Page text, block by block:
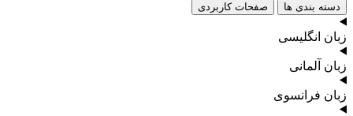
دسته بندی ها صفحات کاربردی
زبان انگلیسی
زبان آلمانی
زبان فرانسوی